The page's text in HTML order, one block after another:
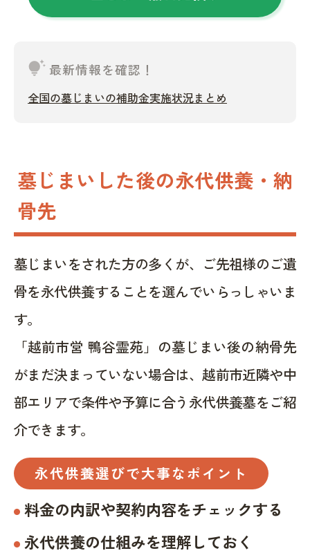
tips_and_updates 最新情報を確認！
全国の墓じまいの補助金実施状況まとめ
墓じまいした後の永代供養・納
骨先
墓じまいをされた方の多くが、ご先祖様のご遺
骨を永代供養することを選んでいらっしゃいま
す。
「越前市営 鴨谷霊苑」の墓じまい後の納骨先
がまだ決まっていない場合は、越前市近隣や中
部エリアで条件や予算に合う永代供養墓をご紹
介できます。
永代供養選びで大事なポイント
料金の内訳や契約内容をチェックする
永代供養の仕組みを理解しておく